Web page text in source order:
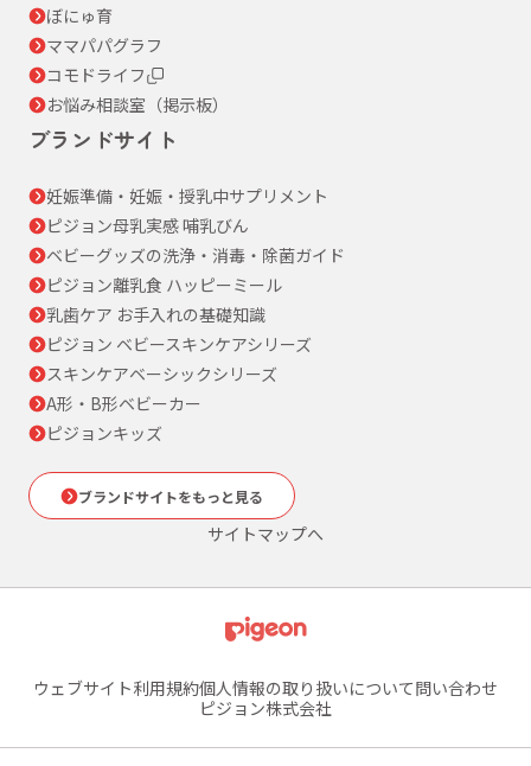
ぼにゅ育
ママパパグラフ
コモドライフ
お悩み相談室（掲示板）
ブランドサイト
妊娠準備・妊娠・授乳中サプリメント
ピジョン母乳実感 哺乳びん
ベビーグッズの洗浄・消毒・除菌ガイド
ピジョン離乳食 ハッピーミール
乳歯ケア お手入れの基礎知識
ピジョン ベビースキンケアシリーズ
スキンケアベーシックシリーズ
A形・B形ベビーカー
ピジョンキッズ
ブランドサイトをもっと見る
サイトマップへ
ウェブサイト利用規約個人情報の取り扱いについて問い合わせ
ピジョン株式会社